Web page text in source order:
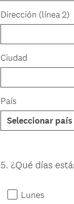
Dirección (línea 2)
Ciudad
País
Question
5. ¿Qué días
Lunes